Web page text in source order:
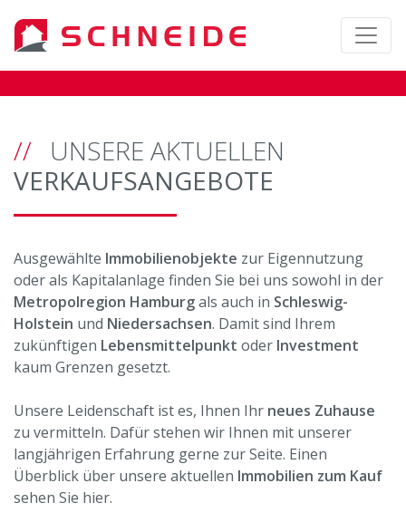
UNSERE AKTUELLEN
VERKAUFSANGEBOTE
Ausgewählte Immobilienobjekte zur Eigennutzung
oder als Kapitalanlage finden Sie bei uns sowohl in der
Metropolregion Hamburgals auch in Schleswig-
Holstein und Niedersachsen. Damit sind Ihrem
zukünftigen Lebensmittelpunkt oder Investment
kaum Grenzen gesetzt.
Unsere Leidenschaft ist es, Ihnen Ihr neues Zuhause
zu vermitteln. Dafür stehen wir Ihnen mit unserer
langjährigen Erfahrung gerne zur Seite. Einen
Überblick über unsere aktuellen Immobilien zum Kauf
sehen Sie hier.